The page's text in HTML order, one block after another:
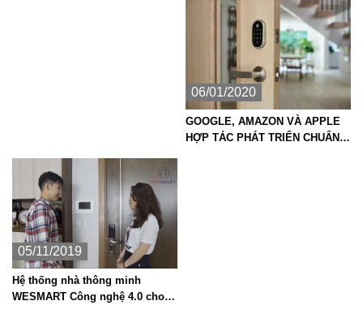
06/01/2020
GOOGLE, AMAZON VÀ APPLE
HỢP TÁC PHÁT TRIỂN CHUẨN
05/11/2019
Hệ thống nhà thông minh
WESMART Công nghệ 4.0 cho